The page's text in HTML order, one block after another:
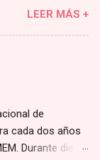
En este
Freinet ha
en
Lectura y
En un artículo
Ciencia (2024),
LEER MÁS +
de
cada dos años
Durante diez